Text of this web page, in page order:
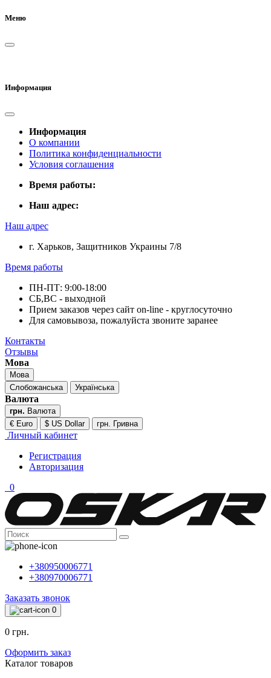
Меню
Информация
Информация
О компании
Политика конфиденциальности
Условия соглашения
Время работы:
Наш адрес:
Наш адрес
г. Харьков, Защитников Украины 7/8
Время работы
ПН-ПТ: 9:00-18:00
СБ,ВС - выходной
Прием заказов через сайт on-line - круглосуточно
Для самовывоза, пожалуйста звоните заранее
Контакты
Отзывы
Мова
Мова
Слобожанська
Українська
Валюта
грн. Валюта
€ Euro
$ US Dollar грн. Гривна
Личный кабинет
Регистрация
Авторизация
0
+380950006771
+380970006771
Заказать звонок
0
0 грн.
Оформить заказ
Каталог товаров